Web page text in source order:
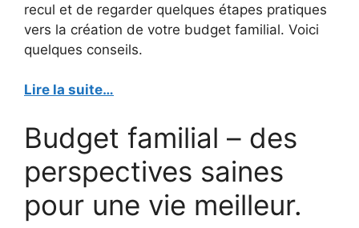
recul et de regarder quelques étapes pratiques
vers la création de votre budget familial. Voici
quelques conseils.
Lire la suite…
Budget familial – des
perspectives saines
pour une vie meilleur.